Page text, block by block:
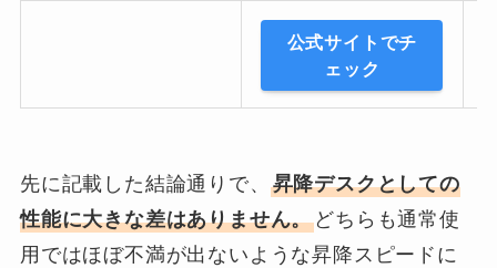
公式サイトでチ
ェック
先に記載した結論通りで、 昇降デスクとしての
性能に大きな差はありません。 どちらも通常使
用ではほぼ不満が出ないような昇降スピードに